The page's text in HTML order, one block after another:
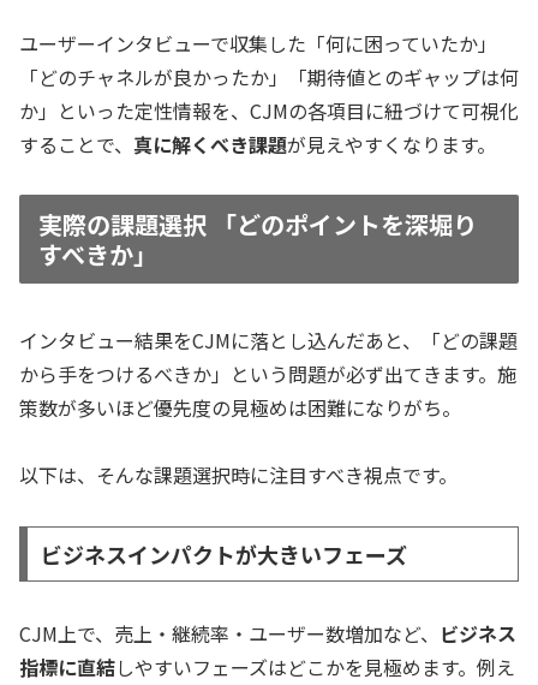
ユーザーインタビューで収集した 「何に困っていたか」
「どのチャネルが良かったか」「期待値とのギャップは何
か」 といった定性情報を、CJMの各項目に紐づけて可視化
することで、 真に解くべき課題が見えやすくなります。
実際の課題選択 「どのポイントを深堀り
すべきか」
インタビュー結果をCJMに落とし込んだあと、「どの課題
から手をつけるべきか」という問題が必ず出てきます。施
策数が多いほど優先度の見極めは困難になりがち。
以下は、そんな課題選択時に注目すべき視点です。
ビジネスインパクトが大きいフェーズ
CJM上で、売上・継続率・ユーザー数増加など、 ビジネス
指標に直結しやすいフェーズはどこかを見極めます。例え